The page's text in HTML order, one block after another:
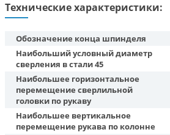
Технические характеристики:
Обозначение конца шпинделя
Наибольший условный диаметр
сверления в стали 45
Наибольшее горизонтальное
перемещение сверлильной
головки по рукаву
Наибольшее вертикальное
перемещение рукава по колонне